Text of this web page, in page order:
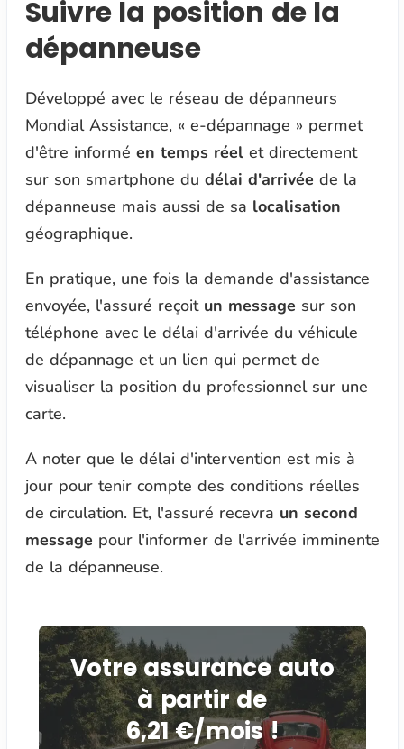
Suivre la position de la
dépanneuse
Développé avec le réseau de dépanneurs
Mondial Assistance, « e-dépannage » permet
d'être informé en temps réelet directement
sur son smartphone du délai d'arrivée de la
dépanneuse mais aussi de sa localisation
géographique.
En pratique, une fois la demande d'assistance
envoyée, l'assuré reçoit un message sur son
téléphone avec le délai d'arrivée du véhicule
de dépannage et un lien qui permet de
visualiser la position du professionnel sur une
carte.
A noter que le délai d'intervention est mis à
jour pour tenir compte des conditions réelles
de circulation. Et, l'assuré recevra un second
message pour l'informer de l'arrivée imminente
de la dépanneuse.
Votre assurance auto
à partir de
6,21 €/mois !